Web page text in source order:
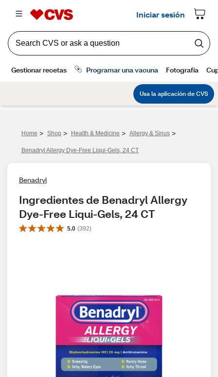
Home > Shop > Health & Medicine > Allergy & Sinus >
Benadryl Allergy Dye-Free Liqui-Gels, 24 CT
Benadryl
Ingredientes de Benadryl Allergy
Dye-Free Liqui-Gels, 24 CT
5.0 (392)